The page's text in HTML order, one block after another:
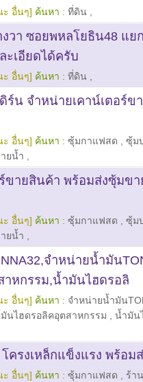
อื่นๆ] ค้นหา : ที่ดิน
วา ซอยพหลโยธิน48 แย
ะเอียดได้ครับ
อื่นๆ] ค้นหา : ที่ดิน
ร์น จำหน่ายเคาน์เตอร์ข
อื่นๆ] ค้นหา : ซุ้มกาแฟสด
ซุ้ม
ยน้ำ
ขายสินค้า พร้อมส่งซุ้มข
อื่นๆ] ค้นหา : ซุ้มกาแฟสด
ซุ้ม
ยน้ำ
จำหน่ายน้ำมัน
หกรรม,น้ำมันไฮดรอลิ
อื่นๆ] ค้นหา : จำหน่ายน้ำมัน
นไฮดรอลิคอุตสาหกรรม
น้ำมัน
ครงเหล็กแข็งแรง พร้อม
อื่นๆ] ค้นหา : ซุ้มกาแฟสด
ร้า